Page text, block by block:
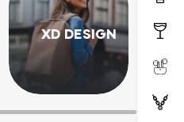
XD DESIGN